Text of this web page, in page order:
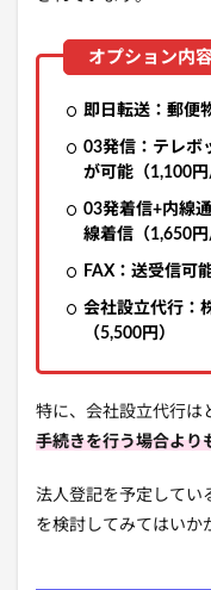
即日転送：郵便
03発信：テレボ
が可能（1,100円
03発着信+内線
線着信（1,650円
FAX：送受信可
会社設立代行：
（5,500円）
特に、会社設立代行は
手続きを行う場合より
法人登記を予定してい
を検討してみてはいか